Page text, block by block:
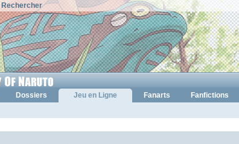
Rechercher
Dossiers Jeu en Ligne Fanarts
Fanfictions